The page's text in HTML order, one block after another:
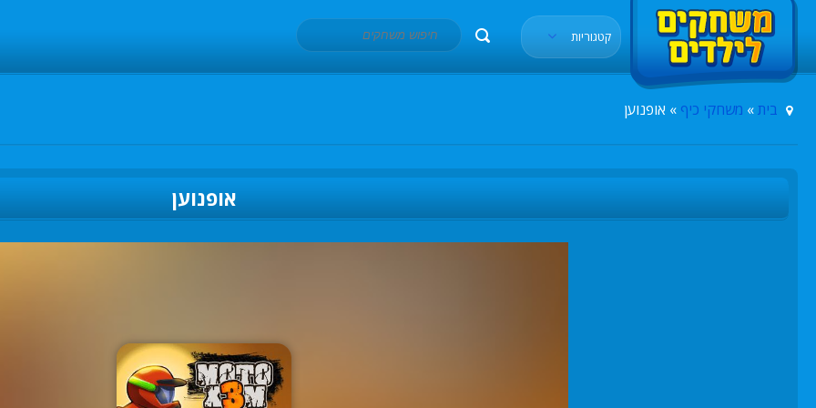
קטגוריות
בית» משחקי כיף » אופנוען
אופנוען